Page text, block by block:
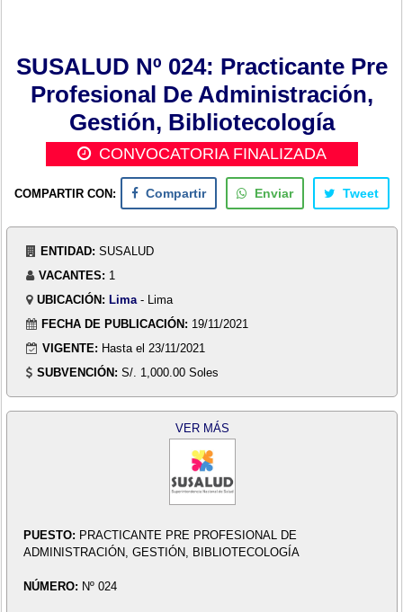
SUSALUD Nº 024: Practicante Pre
Profesional De Administración,
Gestión, Bibliotecología
CONVOCATORIA FINALIZADA
COMPARTIR CON: Compartir Enviar Tweet
ENTIDAD: SUSALUD
VACANTES: 1
UBICACIÓN: Lima - Lima
FECHA DE PUBLICACIÓN: 19/11/2021
VIGENTE: Hasta el 23/11/2021
SUBVENCIÓN: S/. 1,000.00 Soles
VER MÁS
PUESTO: PRACTICANTE PRE PROFESIONAL DE
ADMINISTRACIÓN, GESTIÓN, BIBLIOTECOLOGÍA
NÚMERO: Nº 024